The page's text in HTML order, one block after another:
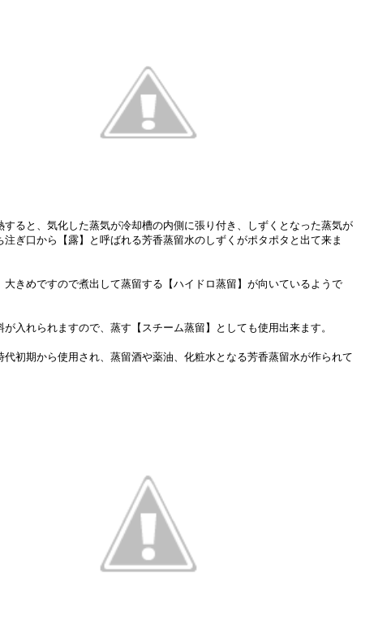
すると、気化した蒸気が冷却槽の内側に張り付き、しずくとなった蒸気が
注ぎ口から【露】と呼ばれる芳香蒸留水のしずくがポタポタと出て来ま
大きめですので煮出して蒸留する【ハイドロ蒸留】が向いているようで
が入れられますので、蒸す【スチーム蒸留】としても使用出来ます。
代初期から使用され、蒸留酒や薬油、化粧水となる芳香蒸留水が作られて